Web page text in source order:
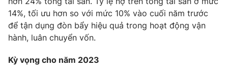
14%, tối ưu hơn so với mức 10% vào cuối năm trước
để tận dụng đòn bẩy hiệu quả trong hoạt động vận
hành, luân chuyển vốn.
Kỳ vọng cho năm 2023